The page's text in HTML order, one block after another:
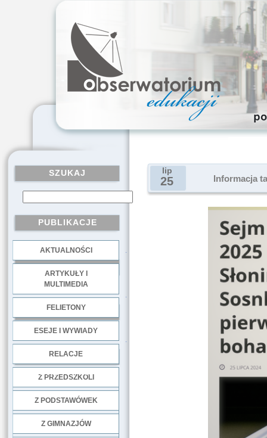
SZUKAJ
PUBLIKACJE
AKTUALNOŚCI
ARTYKUŁY I
MULTIMEDIA
FELIETONY
ESEJE I WYWIADY
RELACJE
Z PRZEDSZKOLI
Z PODSTAWÓWEK
Z GIMNAZJÓW
lip
25 Informacja